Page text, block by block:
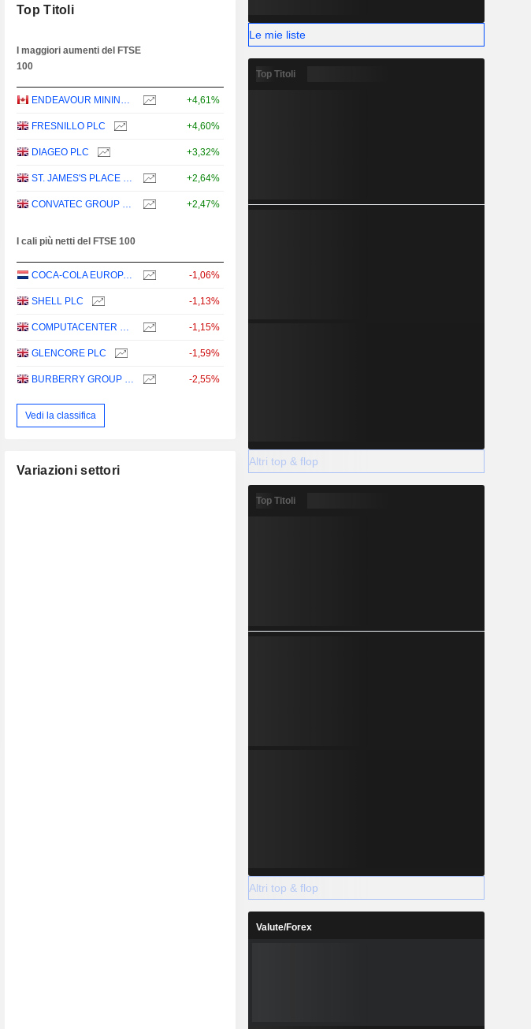
Top Titoli
I maggiori aumenti del FTSE
100
ENDEAVOUR MINING PLC +4,61%
FRESNILLO PLC +4,60%
DIAGEO PLC +3,32%
ST. JAMES'S PLACE PLC +2,64%
CONVATEC GROUP PLC +2,47%
I cali più netti del FTSE 100
COCA-COLA EUROPACIFIC PARTNERS PLC -1,06%
SHELL PLC -1,13%
COMPUTACENTER PLC -1,15%
GLENCORE PLC -1,59%
BURBERRY GROUP PLC -2,55%
Vedi la classifica
Variazioni settori
Le mie liste
Top Titoli
Altri top & flop
Top Titoli
Altri top & flop
Valute/Forex